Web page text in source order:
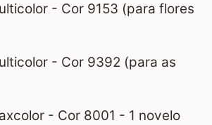
- Cor 9153 (para flores
- Cor 9392 (para as
- Cor 8001 - 1 novelo